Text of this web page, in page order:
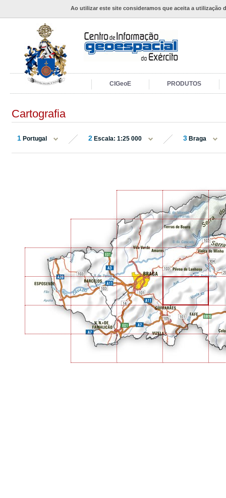
Ao utilizar este site consideramos que aceita a utilização
CIGeoE PRODUTOS
Cartografia
1 Portugal 2 Escala: 1:25 000 3 Braga